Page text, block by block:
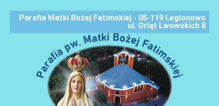
Parafia Matki Bożej Fatimskiej - 05-119 Legionowo
ul. Orląt Lwowskich 8